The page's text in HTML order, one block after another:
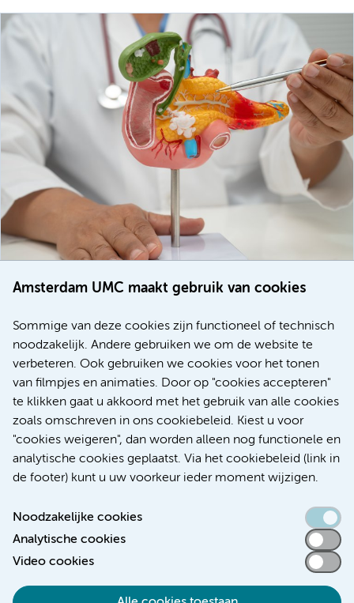
Amsterdam UMC maakt gebruik van cookies
Sommige van deze cookies zijn functioneel of technisch
noodzakelijk. Andere gebruiken we om de website te
verbeteren. Ook gebruiken we cookies voor het tonen
van filmpjes en animaties. Door op "cookies accepteren"
te klikken gaat u akkoord met het gebruik van alle cookies
zoals omschreven in ons cookiebeleid. Kiest u voor
"cookies weigeren", dan worden alleen nog functionele en
analytische cookies geplaatst. Via het cookiebeleid (link in
de footer) kunt u uw voorkeur ieder moment wijzigen.
Noodzakelijke cookies
Analytische cookies
Video cookies
voor patiënten met alvleesklierkanker verbeteren
Meer
Toegankelijkheidsverklaring